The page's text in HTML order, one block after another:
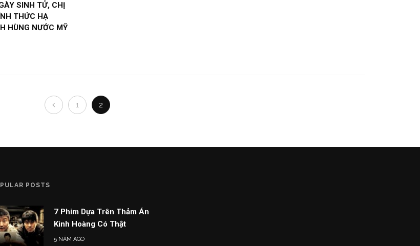
SINH TỬ, CHỊ
THỨC HẠ
HÙNG NƯỚC MỸ
1 2
POSTS
7 Phim Dựa Trên Thảm Án
Kinh Hoàng Có Thật
5 NĂM AGO